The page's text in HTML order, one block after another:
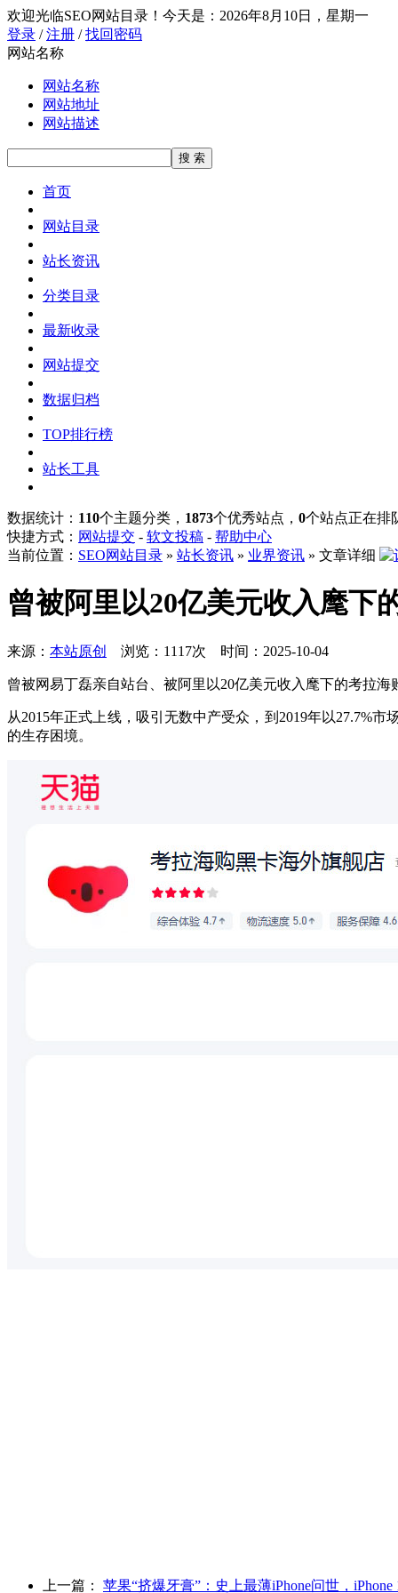
欢迎光临SEO网站目录！ 今天是：2026年8月10日，星期一
登录 /注册 /找回密码
网站名称
网站名称
网站地址
网站描述
首页
网站目录
站长资讯
分类目录
最新收录
网站提交
数据归档
TOP排行榜
站长工具
数据统计： 110个主题分类， 1873个优秀站点， 0个站点正在排
快捷方式： 网站提交 - 软文投稿 - 帮助中心
当前位置： SEO网站目录 » 站长资讯 » 业界资讯 » 文章详细
曾被阿里以20亿美元收入麾下
来源： 本站原创 浏览：1117次 时间：2025-10-04
曾被网易丁磊亲自站台、被阿里以20亿美元收入麾下的考拉
从2015年正式上线，吸引无数中产受众，到2019年以27.7%
的生存困境。
上一篇： 苹果“挤爆牙膏”：史上最薄iPhone问世，